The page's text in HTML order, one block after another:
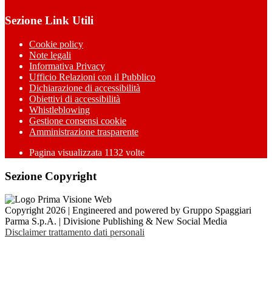
Sezione Link Utili
Cookie policy
Note legali
Informativa Privacy
Ufficio Relazioni con il Pubblico
Dichiarazione di accessibilità
Obiettivi di accessibilità
Whistleblowing
Gestione consensi cookie
Amministrazione trasparente
Pagina visualizzata 1132 volte
Sezione Copyright
Copyright 2026 | Engineered and powered by Gruppo Spaggiari
Parma S.p.A. | Divisione Publishing & New Social Media
Disclaimer trattamento dati personali